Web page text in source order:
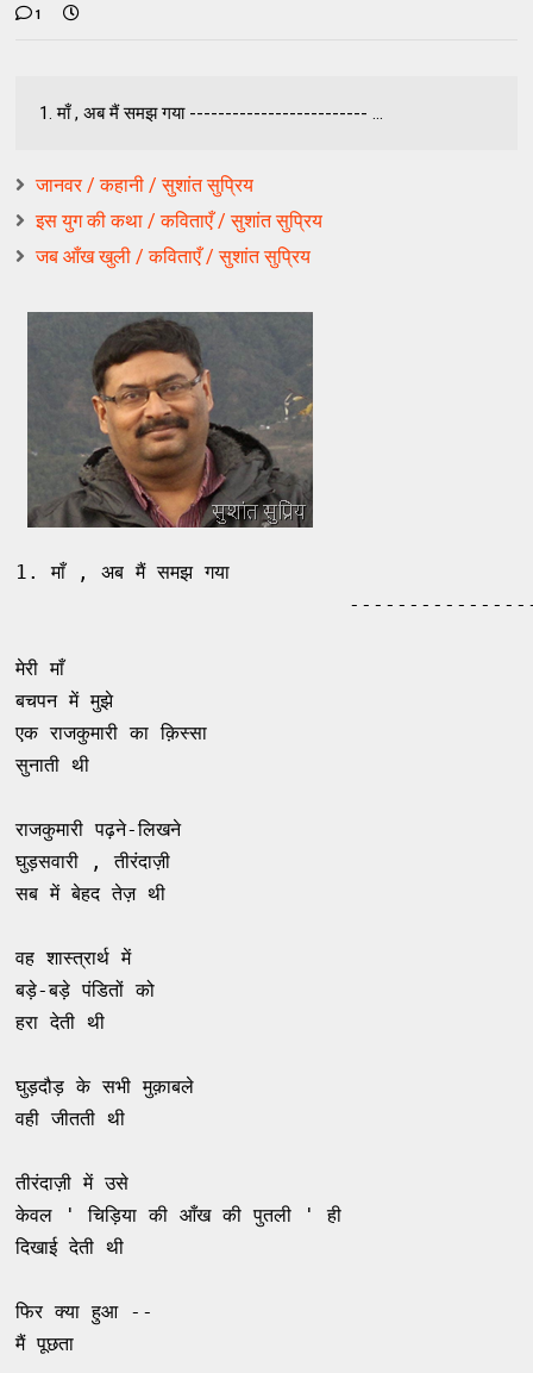
1
1. माँ , अब मैं समझ गया ------------------------- ...
जानवर / कहानी / सुशांत सुप्रिय
इस युग की कथा / कविताएँ / सुशांत सुप्रिय
जब आँख खुली / कविताएँ / सुशांत सुप्रिय
1. माँ , अब मैं समझ गया
मेरी माँ
बचपन में मुझे
एक राजकुमारी का क़िस्सा
सुनाती थी
राजकुमारी पढ़ने-लिखने
घुड़सवारी , तीरंदाज़ी
सब में बेहद तेज़ थी
वह शास्त्रार्थ में
बड़े-बड़े पंडितों को
हरा देती थी
घुड़दौड़ के सभी मुक़ाबले
वही जीतती थी
तीरंदाज़ी में उसे
केवल ' चिड़िया की आँख की पुतली ' ही
दिखाई देती थी
फिर क्या हुआ --
मैं पूछता